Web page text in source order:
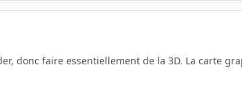
donc faire essentiellement de la 3D. La carte